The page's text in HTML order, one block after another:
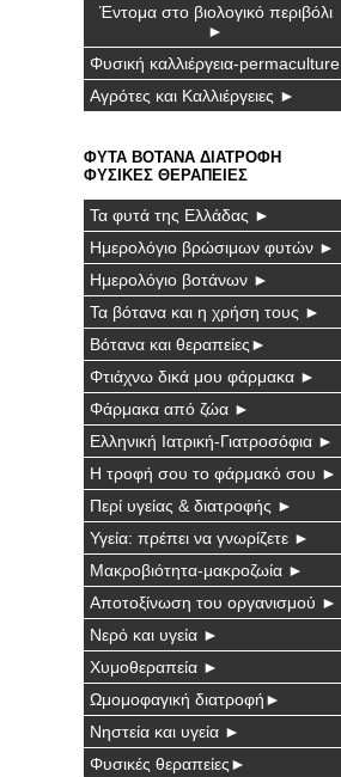
Έντομα στο βιολογικό περιβόλι
►
Φυσική καλλιέργεια-permaculture
Αγρότες και Καλλιέργειες ►
ΦΥΤΑ ΒΟΤΑΝΑ ΔΙΑΤΡΟΦΗ
ΦΥΣΙΚΕΣ ΘΕΡΑΠΕΙΕΣ
Τα φυτά της Ελλάδας ►
Ημερολόγιο βρώσιμων φυτών ►
Ημερολόγιο βοτάνων ►
Τα βότανα και η χρήση τους ►
Βότανα και θεραπείες►
Φτιάχνω δικά μου φάρμακα ►
Φάρμακα από ζώα ►
Ελληνική Ιατρική-Γιατροσόφια ►
Η τροφή σου το φάρμακό σου ►
Περί υγείας & διατροφής ►
Υγεία: πρέπει να γνωρίζετε ►
Μακροβιότητα-μακροζωία ►
Αποτοξίνωση του οργανισμού ►
Νερό και υγεία ►
Χυμοθεραπεία ►
Ωμομοφαγική διατροφή►
Νηστεία και υγεία ►
Φυσικές θεραπείες►